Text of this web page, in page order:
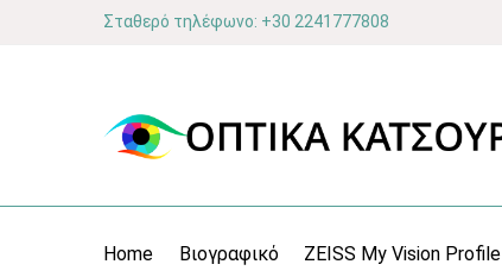
Σταθερό τηλέφωνο: +30 2241777808
Home Βιογραφικό ZEISS My Vision Profile